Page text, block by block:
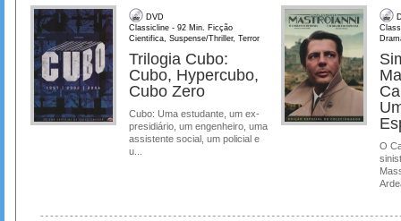
DVD
Classicline - 92 Min. Ficção
Cientifica, Suspense/Thriller, Terror
Trilogia Cubo:
Cubo, Hypercubo,
Cubo Zero
Cubo: Uma estudante, um ex-
presidiário, um engenheiro, uma
assistente social, um policial e
u...
O